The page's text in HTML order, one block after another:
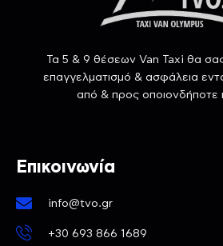
Τα 5 & 9 θέσεων Van Taxi θα
επαγγελματισμό & ασφάλεια
από & προς οποιονδήποτε
Επικοινωνία
info@tvo.gr
+30 693 866 1689